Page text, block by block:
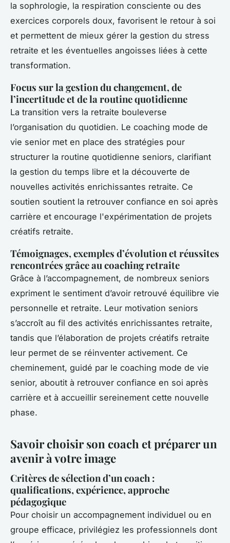
la sophrologie, la respiration consciente ou des
exercices corporels doux, favorisent le retour à soi
et permettent de mieux gérer la gestion du stress
retraite et les éventuelles angoisses liées à cette
transformation.
Focus sur la gestion du changement, de
l’incertitude et de la routine quotidienne
La transition vers la retraite bouleverse
l’organisation du quotidien. Le coaching mode de
vie senior met en place des stratégies pour
structurer la routine quotidienne seniors, clarifiant
la gestion du temps libre et la découverte de
nouvelles activités enrichissantes retraite. Ce
soutien soutient la retrouver confiance en soi après
carrière et encourage l'expérimentation de projets
créatifs retraite.
Témoignages, exemples d’évolution et réussites
rencontrées grâce au coaching retraite
Grâce à l’accompagnement, de nombreux seniors
expriment le sentiment d’avoir retrouvé équilibre vie
personnelle et retraite. Leur motivation seniors
s’accroît au fil des activités enrichissantes retraite,
tandis que l’élaboration de projets créatifs retraite
leur permet de se réinventer activement. Ce
cheminement, guidé par le coaching mode de vie
senior, aboutit à retrouver confiance en soi après
carrière et à accueillir sereinement cette nouvelle
phase.
Savoir choisir son coach et préparer un
avenir à votre image
Critères de sélection d’un coach :
qualifications, expérience, approche
pédagogique
Pour choisir un accompagnement individuel ou en
groupe efficace, privilégiez les professionnels dont